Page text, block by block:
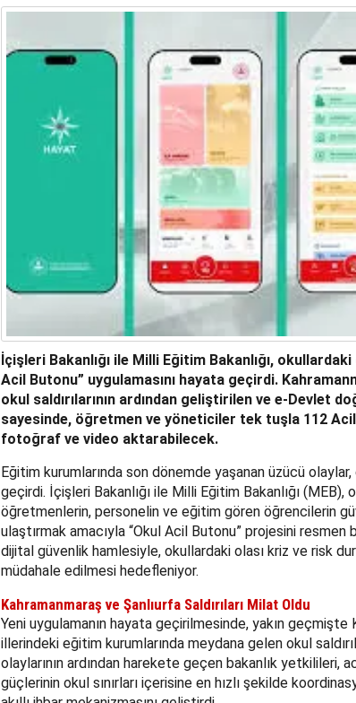
İçişleri Bakanlığı ile Milli Eğitim Bakanlığı,
Acil Butonu” uygulamasını hayata geçirdi.
okul saldırılarının ardından geliştirilen ve e-Devlet
sayesinde, öğretmen ve yöneticiler tek tuşla 112 Acil
fotoğraf ve video aktarabilecek.
Eğitim kurumlarında son dönemde yaşanan üzücü
geçirdi. İçişleri Bakanlığı ile Milli Eğitim Bakanlığı (MEB),
öğretmenlerin, personelin ve eğitim gören öğrencilerin
ulaştırmak amacıyla “Okul Acil Butonu” projesini
dijital güvenlik hamlesiyle, okullardaki olası kriz ve risk
müdahale edilmesi hedefleniyor.
Kahramanmaraş ve Şanlıurfa Saldırıları Milat Oldu
Yeni uygulamanın hayata geçirilmesinde, yakın geçmişte
illerindeki eğitim kurumlarında meydana gelen okul
olaylarının ardından harekete geçen bakanlık yetkilileri,
güçlerinin okul sınırları içerisine en hızlı şekilde